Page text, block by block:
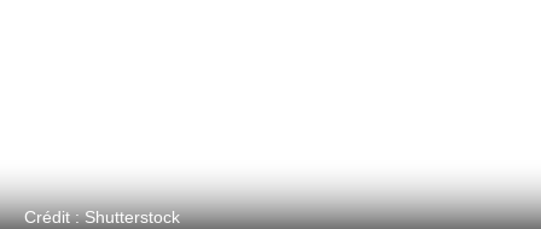
Crédit : Shutterstock